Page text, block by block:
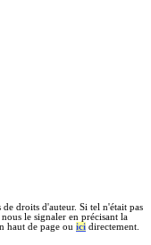
droits d'auteur. Si tel n'était pas
le signaler en précisant la
haut de page ou ici directement.